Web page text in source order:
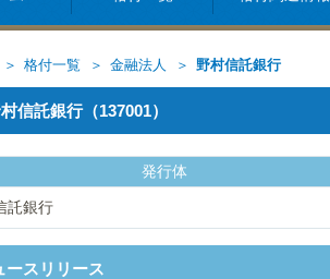
格付一覧 金融法人 野村信託銀行
信託銀行（137001）
発行体
託銀行
ースリリース